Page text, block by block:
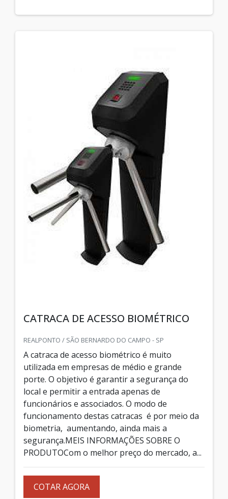
CATRACA DE ACESSO BIOMÉTRICO
REALPONTO / SÃO BERNARDO DO CAMPO - SP
A catraca de acesso biométrico é muito
utilizada em empresas de médio e grande
porte. O objetivo é garantir a segurança do
local e permitir a entrada apenas de
funcionários e associados. O modo de
funcionamento destas catracas é por meio da
biometria, aumentando, ainda mais a
segurança.MEIS INFORMAÇÕES SOBRE O
PRODUTOCom o melhor preço do mercado, a...
COTAR AGORA